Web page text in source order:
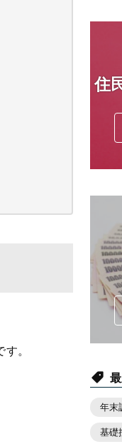
。
住
年末
基礎